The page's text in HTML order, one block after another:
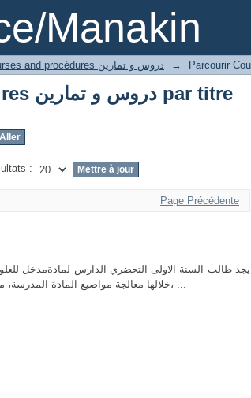
Manakin
Parcourir Courses and procédures دروس و تمارين par titre
Courses and procédures دروس و تمارين →
Parcourir Courses and procédures دروس و تمارين par titre
:
Page Précédente
يجد طالب السنة الاولى التحضري الدارس لمادةمدخل
خلالها معالجة مواضيع المادة المدرسة، معالجة تجمع بين الدقة العلمية، والتبسيط في العرض. ومن أجل ذلك، ...